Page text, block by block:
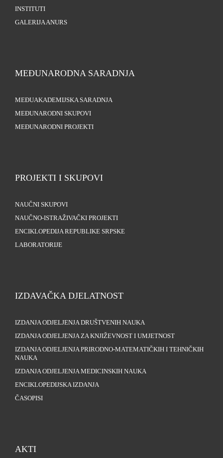
INSTITUTI
GALERIJA ANURS
MEĐUNARODNA SARADNJA
MEĐUAKADEMIJSKA SARADNJA
MEĐUNARODNI SKUPOVI
MEĐUNARODNI PROJEKTI
PROJEKTI I SKUPOVI
NAUČNI SKUPOVI
NAUČNO-ISTRAŽIVAČKI PROJEKTI
ENCIKLOPEDIJA REPUBLIKE SRPSKE
LABORATORIJE
IZDAVAČKA DJELATNOST
IZDANJA ODJELJENJA DRUŠTVENIH NAUKA
IZDANJA ODJELJENJA ZA KNJIŽEVNOST I UMJETNOST
IZDANJA ODJELJENJA PRIRODNO-MATEMATIČKIH I TEHNIČKIH
NAUKA
IZDANJA ODJELJENJA MEDICINSKIH NAUKA
ENCIKLOPEDIJSKA IZDANJA
ČASOPISI
AKTI